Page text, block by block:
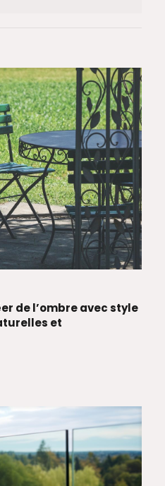
de l’ombre avec style
et